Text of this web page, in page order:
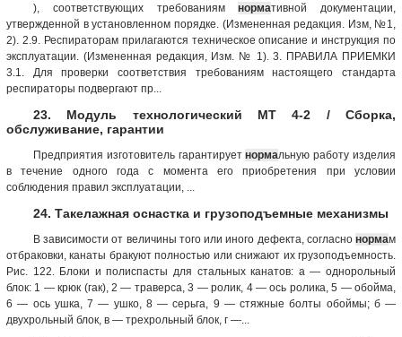
), соответствующих требованиямнормативной документации,
утвержденной в установленном порядке. (Измененная редакция. Изм, №1,
2). 2.9. Респираторам прилагаются техническое описание и инструкция по
эксплуатации. (Измененная редакция, Изм. № 1). 3. ПРАВИЛА ПРИЕМКИ
3.1. Для проверки соответствия требованиям настоящего стандарта
респираторы подвергают пр...
23. Модуль технологический МТ 4-2 / Сборка,
обслуживание, гарантии
Предприятия изготовитель гарантируетнормальную работу изделия
в течение одного года с момента его приобретения при условии
соблюдения правил эксплуатации, ...
24. Такелажная оснастка и грузоподъемные механизмы
В зависимости от величины того или иного дефекта, согласно нормам
отбраковки, канаты бракуют полностью или снижают их грузоподъемность.
Рис. 122. Блоки и полиспасты для стальных канатов: а — однорольный
блок: 1 — крюк (гак), 2 — траверса, 3 — ролик, 4 — ось ролика, 5 — обойма,
6 — ось ушка, 7 — ушко, 8 — серьга, 9 — стяжные болты обоймы; б —
двухрольный блок, в — трехрольный блок, г —...